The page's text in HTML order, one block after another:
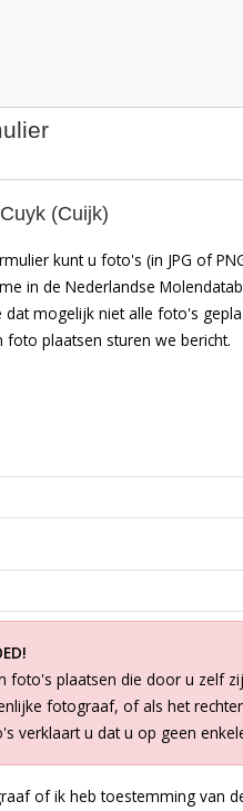
(Cuijk)
kunt u foto's (in JPG of
in de Nederlandse
dat mogelijk niet alle foto's
foto plaatsen sturen we bericht.
foto's plaatsen die door u zelf
fotograaf, of als het
verklaart u dat u op geen
of ik heb toestemming van